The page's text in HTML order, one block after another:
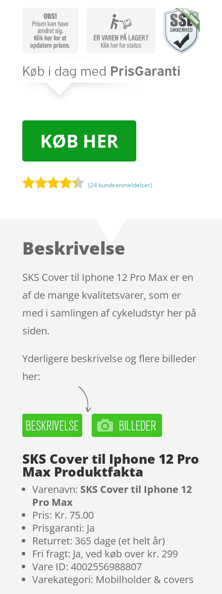
KØB HER
på
mmelser
(24 kundeanmeldelser)
Beskrivelse
SKS Cover til Iphone 12 Pro Max er en
af de mange kvalitetsvarer, som er
med i samlingen af cykeludstyr her på
siden.
Yderligere beskrivelse og flere billeder
her:
SKS Cover til Iphone 12 Pro
Max Produktfakta
Varenavn: SKS Cover til Iphone 12
Pro Max
Pris: Kr. 75.00
Prisgaranti: Ja
Returret: 365 dage (et helt år)
Fri fragt: Ja, ved køb over kr. 299
Vare ID: 4002556988807
Varekategori: Mobilholder & covers